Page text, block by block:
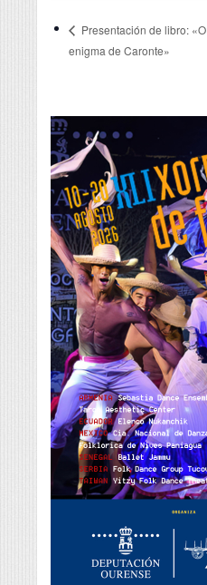
Presentación de libro: «O
enigma de Caronte»